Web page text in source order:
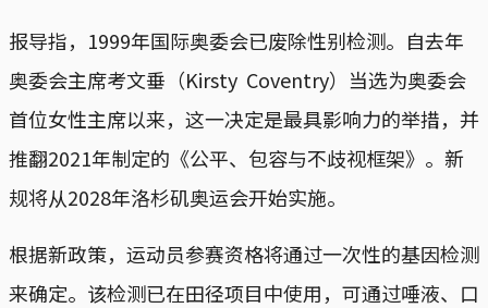
报导指，1999年国际奥委会已废除性别检测。自去年
奥委会主席考文垂（Kirsty Coventry）当选为奥委会
首位女性主席以来，这一决定是最具影响力的举措，并
推翻2021年制定的《公平、包容与不歧视框架》。新
规将从2028年洛杉矶奥运会开始实施。
根据新政策，运动员参赛资格将通过一次性的基因检测
来确定。该检测已在田径项目中使用，可通过唾液、口